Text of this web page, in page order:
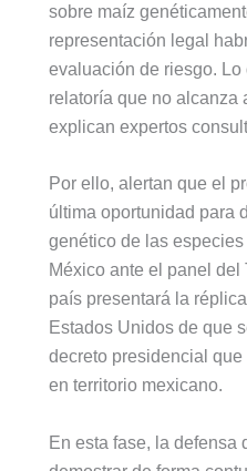
sobre maíz
representación legal
evaluación de riesgo. Lo
relatoría que no alcanza
explican expertos
Por ello, alertan que el
última oportunidad para
genético de las
México ante el panel
país presentará la
Estados Unidos de que
decreto presidencial
en territorio mexicano.
En esta fase, la defensa